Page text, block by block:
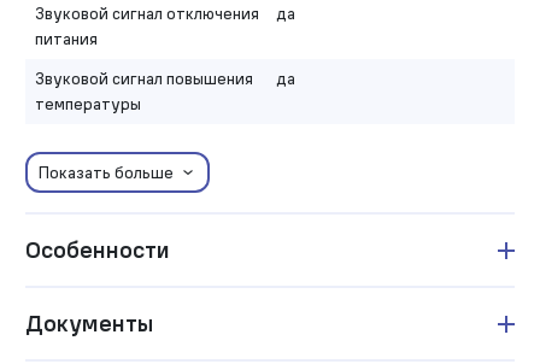
Звуковой сигнал отключения
питания
да
Звуковой сигнал повышения
температуры
да
Показать больше
Особенности
Документы